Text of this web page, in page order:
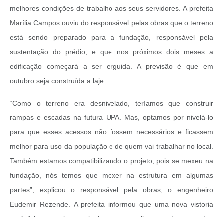
melhores condições de trabalho aos seus servidores. A prefeita
Marília Campos ouviu do responsável pelas obras que o terreno
está sendo preparado para a fundação, responsável pela
sustentação do prédio, e que nos próximos dois meses a
edificação começará a ser erguida. A previsão é que em
outubro seja construída a laje.
“Como o terreno era desnivelado, teríamos que construir
rampas e escadas na futura UPA. Mas, optamos por nivelá-lo
para que esses acessos não fossem necessários e ficassem
melhor para uso da população e de quem vai trabalhar no local.
Também estamos compatibilizando o projeto, pois se mexeu na
fundação, nós temos que mexer na estrutura em algumas
partes”, explicou o responsável pela obras, o engenheiro
Eudemir Rezende. A prefeita informou que uma nova vistoria